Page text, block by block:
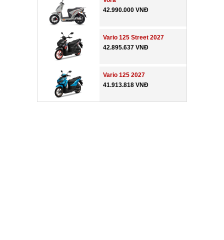
42.990.000 VNĐ
Vario 125 Street 2027
42.895.637 VNĐ
Vario 125 2027
41.913.818 VNĐ